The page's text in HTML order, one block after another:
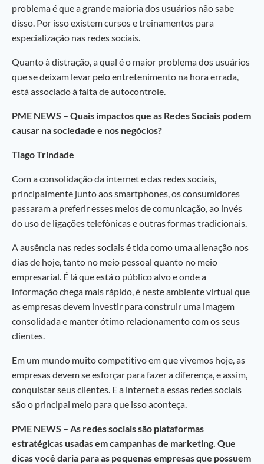
problema é que a grande maioria dos usuários não sabe
disso. Por isso existem cursos e treinamentos para
especialização nas redes sociais.
Quanto à distração, a qual é o maior problema dos usuários
que se deixam levar pelo entretenimento na hora errada,
está associado à falta de autocontrole.
PME NEWS – Quais impactos que as Redes Sociais podem
causar na sociedade e nos negócios?
Tiago Trindade
Com a consolidação da internet e das redes sociais,
principalmente junto aos smartphones, os consumidores
passaram a preferir esses meios de comunicação, ao invés
do uso de ligações telefônicas e outras formas tradicionais.
A ausência nas redes sociais é tida como uma alienação nos
dias de hoje, tanto no meio pessoal quanto no meio
empresarial. É lá que está o público alvo e onde a
informação chega mais rápido, é neste ambiente virtual que
as empresas devem investir para construir uma imagem
consolidada e manter ótimo relacionamento com os seus
clientes.
Em um mundo muito competitivo em que vivemos hoje, as
empresas devem se esforçar para fazer a diferença, e assim,
conquistar seus clientes. E a internet a essas redes sociais
são o principal meio para que isso aconteça.
PME NEWS – As redes sociais são plataformas
estratégicas usadas em campanhas de marketing. Que
dicas você daria para as pequenas empresas que possuem